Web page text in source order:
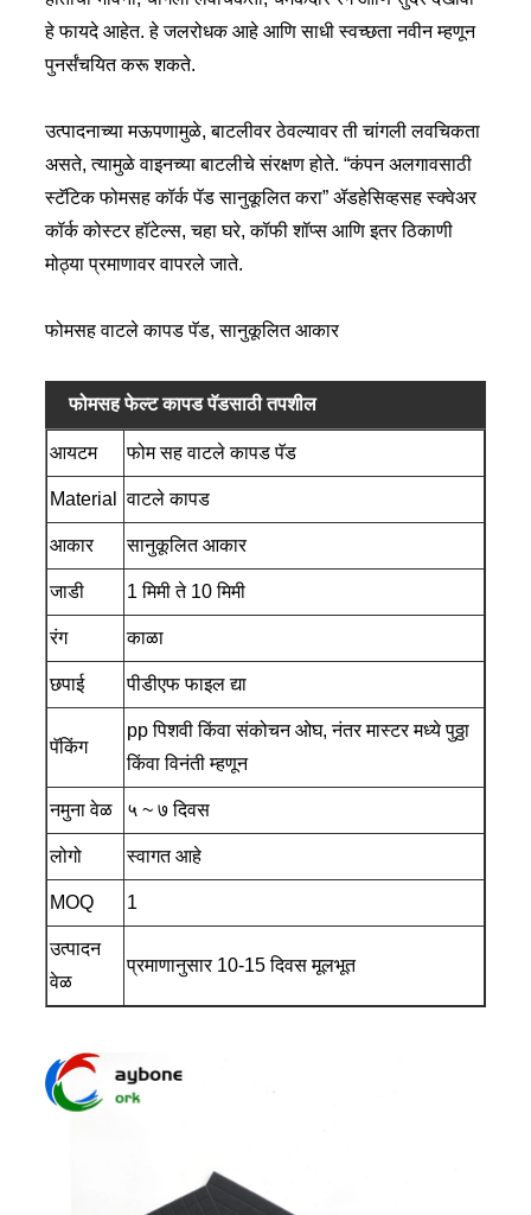
हे फायदे आहेत. हे जलरोधक आहे आणि साधी स्वच्छता नवीन म्हणून
पुनर्संचयित करू शकते.
उत्पादनाच्या मऊपणामुळे, बाटलीवर ठेवल्यावर ती चांगली लवचिकता
असते, त्यामुळे वाइनच्या बाटलीचे संरक्षण होते. “कंपन अलगावसाठी
स्टॅटिक फोमसह कॉर्क पॅड सानुकूलित करा” ॲडहेसिव्हसह स्क्वेअर
कॉर्क कोस्टर हॉटेल्स, चहा घरे, कॉफी शॉप्स आणि इतर ठिकाणी
मोठ्या प्रमाणावर वापरले जाते.
फोमसह वाटले कापड पॅड, सानुकूलित आकार
फोमसह फेल्ट कापड पॅडसाठी तपशील
आयटम फोम सह वाटले कापड पॅड
Material वाटले कापड
आकार सानुकूलित आकार
जाडी 1 मिमी ते 10 मिमी
रंग काळा
छपाई पीडीएफ फाइल द्या
पॅकिंग
pp पिशवी किंवा संकोचन ओघ, नंतर मास्टर मध्ये पुठ्ठा
किंवा विनंती म्हणून
नमुना वेळ ५ ~ ७ दिवस
लोगो स्वागत आहे
MOQ 1
उत्पादन
वेळ
प्रमाणानुसार 10-15 दिवस मूलभूत